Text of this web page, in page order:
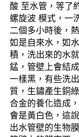
酸 至水管，等了
螺旋波 模式，一
二個多小時後，
如是自來水，如
積，洗出來的水
錳，管壁上會結
一樣黑，有些洗
質，生鏽產生銅
合金的養化造成
會是黃白色，這
出水管壁的生物膜